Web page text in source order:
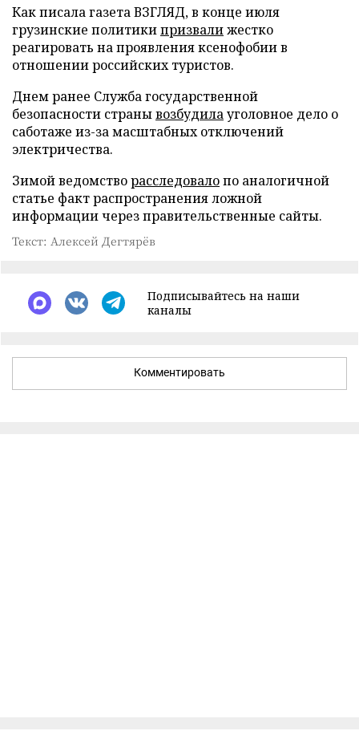
Как писала газета ВЗГЛЯД, в конце июля
грузинские политикипризвалижестко
реагировать на проявления ксенофобии в
отношении российских туристов.
Днем ранее Служба государственной
безопасности странывозбудилауголовное дело о
саботаже из-за масштабных отключений
электричества.
Зимой ведомстворасследовалопо аналогичной
статье факт распространения ложной
информации через правительственные сайты.
Текст: Алексей Дегтярёв
Подписывайтесь на наши
каналы
Комментировать